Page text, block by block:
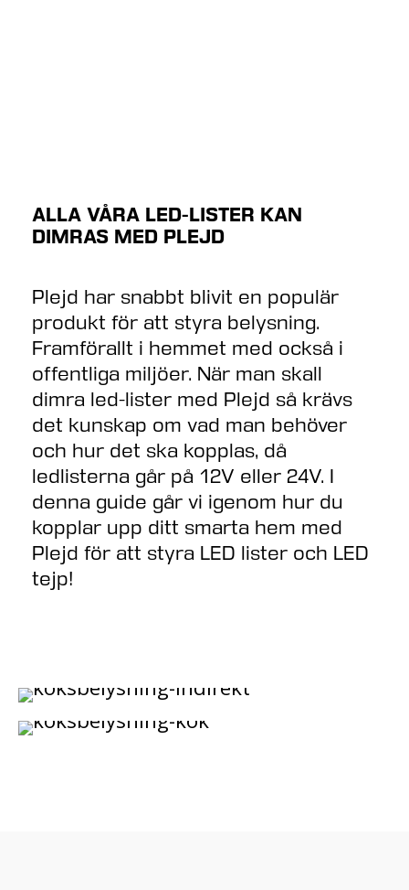
ALLA VÅRA LED-LISTER KAN
DIMRAS MED PLEJD
Plejd har snabbt blivit en populär
produkt för att styra belysning.
Framförallt i hemmet med också i
offentliga miljöer. När man skall
dimra led-lister med Plejd så krävs
det kunskap om vad man behöver
och hur det ska kopplas, då
ledlisterna går på 12V eller 24V. I
denna guide går vi igenom hur du
kopplar upp ditt smarta hem med
Plejd för att styra LED lister och LED
tejp!